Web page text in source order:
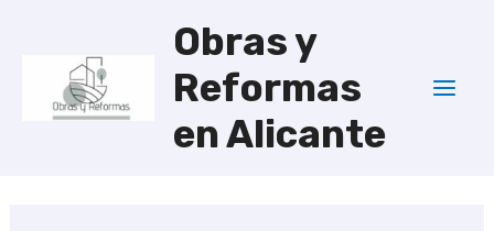
contenido
Obras y
Reformas
en Alicante